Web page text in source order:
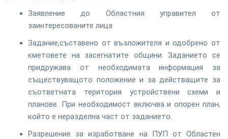
Заявление до Областния управител от
заинтересованите лица
Задание,съставено от възложителя и одобрено от
кметовете на засегнатите общини. Заданието се
придружава от необходимата информация за
съществуващото положение и за действащите за
съответната територия устройствени схеми и
планове. При необходимост включва и опорен план,
който е неразделна част от заданието.
Разрешение за изработване на ПУП от Областен